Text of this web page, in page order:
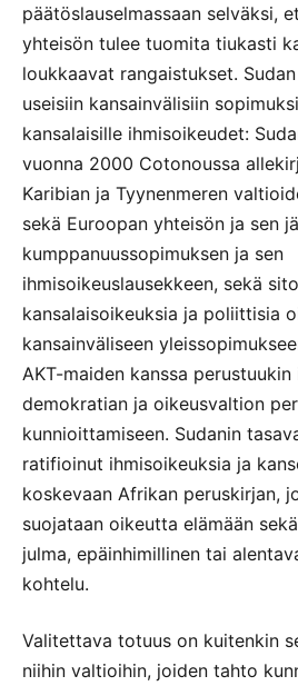
päätöslauselmassaan selväksi,
yhteisön tulee tuomita tiukasti
loukkaavat rangaistukset.
useisiin kansainvälisiin
kansalaisille ihmisoikeudet:
vuonna 2000 Cotonoussa
Karibian ja Tyynenmeren
sekä Euroopan yhteisön ja sen
kumppanuussopimuksen ja sen
ihmisoikeuslausekkeen, sekä
kansalaisoikeuksia ja poliittisia
kansainväliseen
AKT-maiden kanssa
demokratian ja oikeusvaltion
kunnioittamiseen. Sudanin
ratifioinut ihmisoikeuksia ja
koskevaan Afrikan peruskirjan,
suojataan oikeutta elämään
julma, epäinhimillinen tai
kohtelu.
Valitettava totuus on kuitenkin
niihin valtioihin, joiden tahto